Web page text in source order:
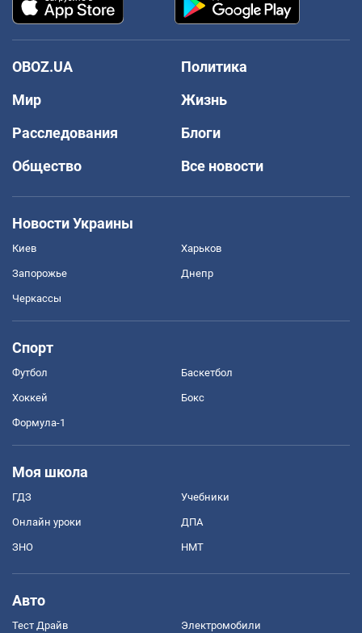
OBOZ.UA
Политика
Мир
Жизнь
Расследования
Блоги
Общество
Все новости
Новости Украины
Киев Харьков
Запорожье Днепр
Черкассы
Спорт
Футбол Баскетбол
Хоккей Бокс
Формула-1
Моя школа
ГДЗ Учебники
Онлайн уроки ДПА
ЗНО НМТ
Авто
Тест Драйв Электромобили